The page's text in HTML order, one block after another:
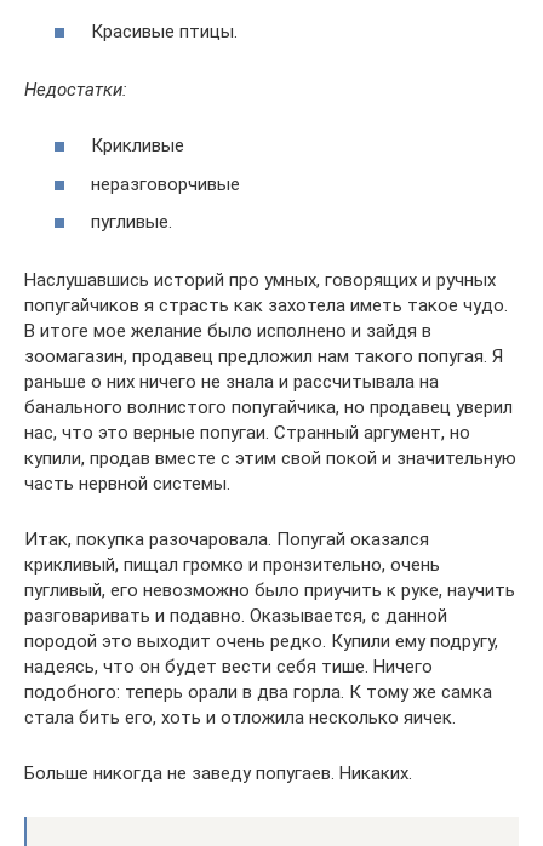
Красивые птицы.
Недостатки:
Крикливые
неразговорчивые
пугливые.
Наслушавшись историй про умных, говорящих и ручных
попугайчиков я страсть как захотела иметь такое чудо.
В итоге мое желание было исполнено и зайдя в
зоомагазин, продавец предложил нам такого попугая. Я
раньше о них ничего не знала и рассчитывала на
банального волнистого попугайчика, но продавец уверил
нас, что это верные попугаи. Странный аргумент, но
купили, продав вместе с этим свой покой и значительную
часть нервной системы.
Итак, покупка разочаровала. Попугай оказался
крикливый, пищал громко и пронзительно, очень
пугливый, его невозможно было приучить к руке, научить
разговаривать и подавно. Оказывается, с данной
породой это выходит очень редко. Купили ему подругу,
надеясь, что он будет вести себя тише. Ничего
подобного: теперь орали в два горла. К тому же самка
стала бить его, хоть и отложила несколько яичек.
Больше никогда не заведу попугаев. Никаких.